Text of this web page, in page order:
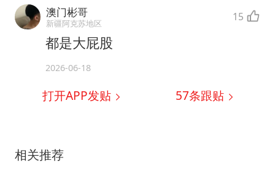
澳门彬哥
新疆阿克苏地区 15
都是大屁股
2026-06-18
打开APP发贴 57条跟贴
相关推荐